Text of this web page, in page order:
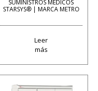
SUMINISTROS MÉDICOS
STARSYS® | MARCA METRO
Leer
más